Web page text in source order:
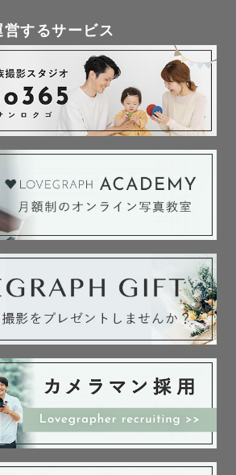
（明石〜赤穂）
垂水区・北区・須磨区・兵庫区・中央
気〜倉敷）
のご依頼は、お申し込み前に「公式
ださい。
料免除の方法▫️
円（税込）をいただいております。
除対象外となりますので、ご了承く
等に写真掲載・カメラマンSNSに撮
ご了承いただける方
はじめての方 or ラブグラフにてお
するサービス